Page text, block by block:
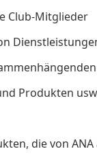
Club-Mitglieder
Produkten
die von